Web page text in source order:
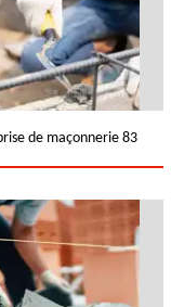
de maçonnerie 83